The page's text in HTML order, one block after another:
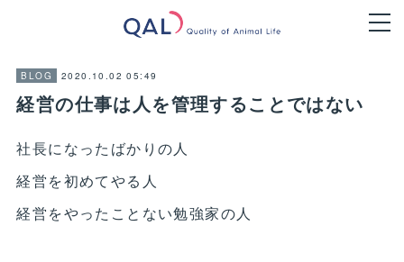
BLOG 2020.10.02 05:49
経営の仕事は人を管理することではない
社長になったばかりの人
経営を初めてやる人
経営をやったことない勉強家の人